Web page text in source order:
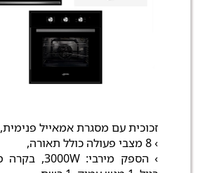
זכוכית עם מסגרת אמאייל פנימית,
› 8 מצבי פעולה כולל תאורה,